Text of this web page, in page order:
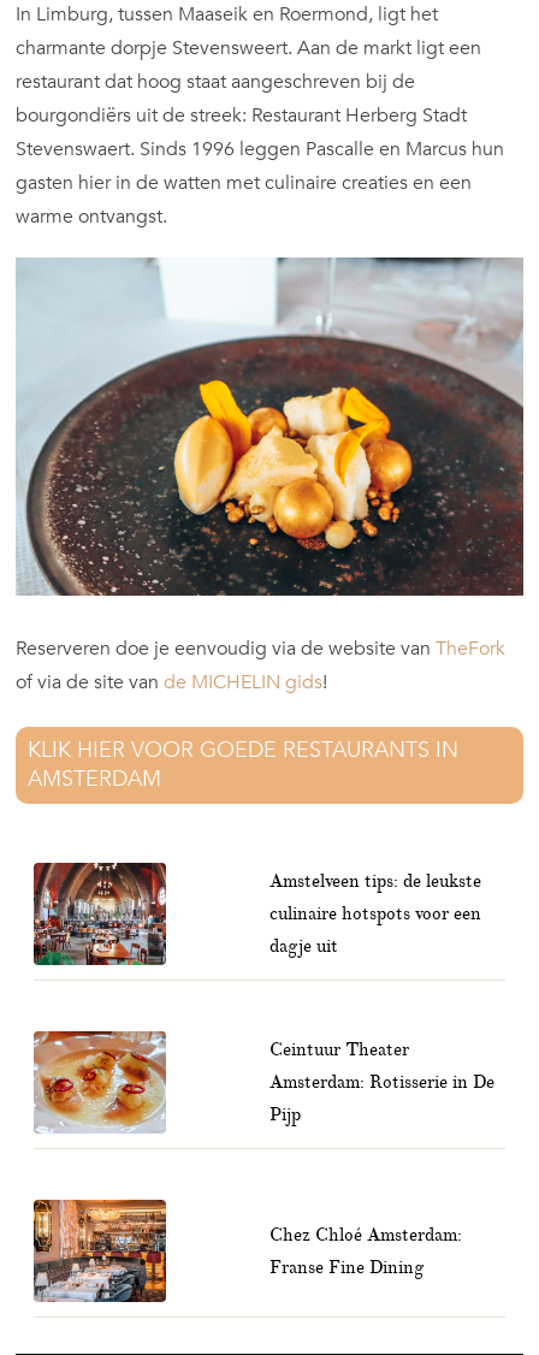
In Limburg, tussen Maaseik en Roermond, ligt het
charmante dorpje Stevensweert. Aan de markt ligt een
restaurant dat hoog staat aangeschreven bij de
bourgondiërs uit de streek: Restaurant Herberg Stadt
Stevenswaert. Sinds 1996 leggen Pascalle en Marcus hun
gasten hier in de watten met culinaire creaties en een
warme ontvangst.
Reserveren doe je eenvoudig via de website vanTheFork
of via de site vande MICHELIN gids!
KLIK HIER VOOR GOEDE RESTAURANTS IN
AMSTERDAM
Amstelveen tips: de leukste
culinaire hotspots voor een
dagje uit
Ceintuur Theater
Amsterdam: Rotisserie in De
Pijp
Chez Chloé Amsterdam:
Franse Fine Dining